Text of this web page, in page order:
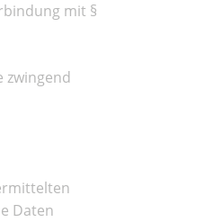
mit §
zwingend
Daten